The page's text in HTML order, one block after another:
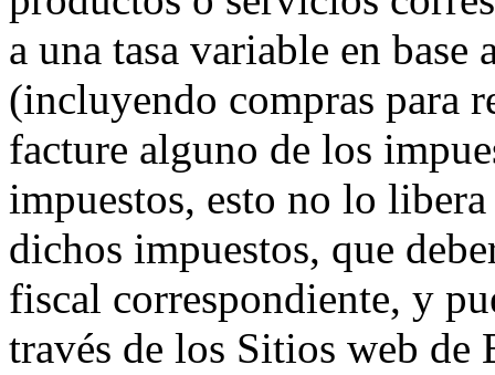
a una tasa variable en
(incluyendo compras para
facture alguno de los
impuestos, esto no lo
dichos impuestos, que
fiscal correspondiente, y
través de los Sitios web de